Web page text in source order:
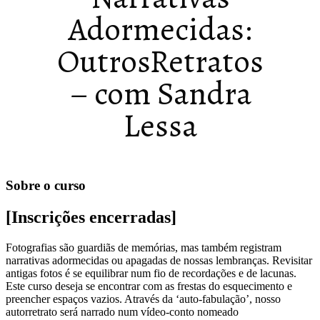
Adormecidas:
OutrosRetratos
– com Sandra
Lessa
Sobre o curso
[Inscrições encerradas]
Fotografias são guardiãs de memórias, mas também registram
narrativas adormecidas ou apagadas de nossas lembranças. Revisitar
antigas fotos é se equilibrar num fio de recordações e de lacunas.
Este curso deseja se encontrar com as frestas do esquecimento e
preencher espaços vazios. Através da ‘auto-fabulação’, nosso
autorretrato será narrado num vídeo-conto nomeado